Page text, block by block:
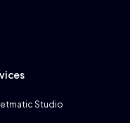
Studio